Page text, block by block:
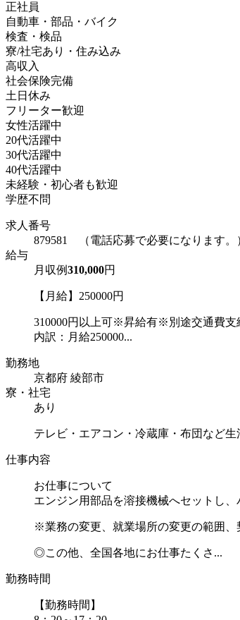
正社員
自動車・部品・バイク
検査・検品
寮/社宅あり・住み込み
高収入
社会保険完備
土日休み
フリーター歓迎
女性活躍中
20代活躍中
30代活躍中
40代活躍中
未経験・初心者も歓迎
学歴不問
求人番号
879581 （電話応募で必要になります。
給与
月収例310,000円
【月給】250000円
310000円以上可※昇給有※別途交通費支
内訳：月給250000...
勤務地
京都府 綾部市
寮・社宅
あり
テレビ・エアコン・冷蔵庫・布団など生
仕事内容
お仕事について
エンジン用部品を溶接機械へセットし
※業務の変更、就業場所の変更の範囲、
◎この他、全国各地にお仕事たくさ...
勤務時間
【勤務時間】